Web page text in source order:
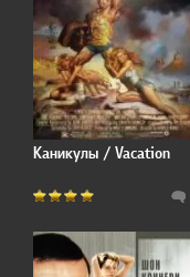
Каникулы / Vacation